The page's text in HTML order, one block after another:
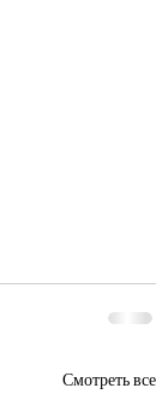
Смотреть все